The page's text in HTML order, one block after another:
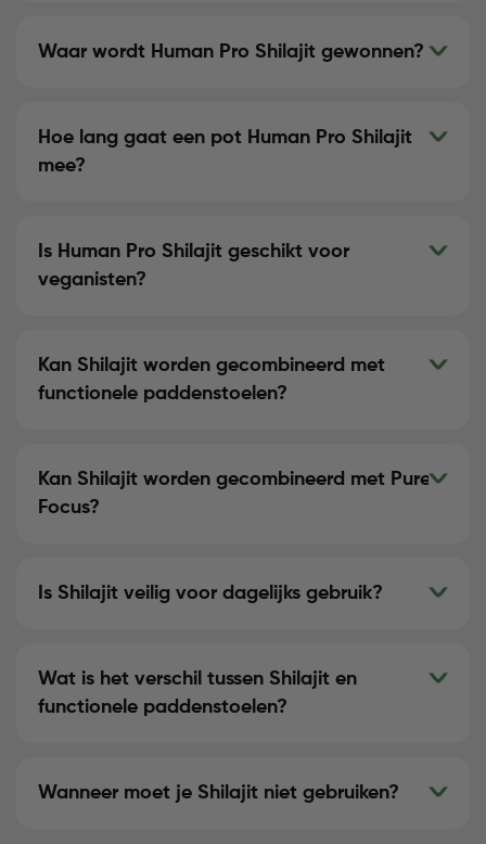
Waar wordt Human Pro Shilajit gewonnen?
Hoe lang gaat een pot Human Pro Shilajit
mee?
Is Human Pro Shilajit geschikt voor
veganisten?
Kan Shilajit worden gecombineerd met
functionele paddenstoelen?
Kan Shilajit worden gecombineerd met Pure
Focus?
Is Shilajit veilig voor dagelijks gebruik?
Wat is het verschil tussen Shilajit en
functionele paddenstoelen?
Wanneer moet je Shilajit niet gebruiken?